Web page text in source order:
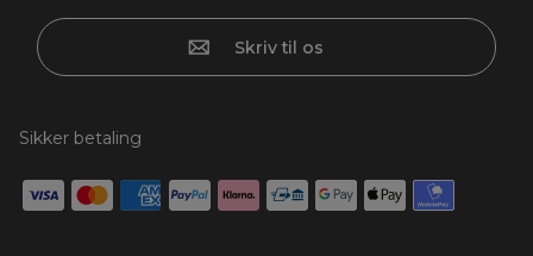
Skriv til os
Sikker betaling